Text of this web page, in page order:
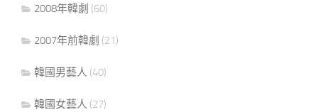
2008年韓劇 (60)
2007年前韓劇 (21)
韓國男藝人 (40)
韓國女藝人 (27)